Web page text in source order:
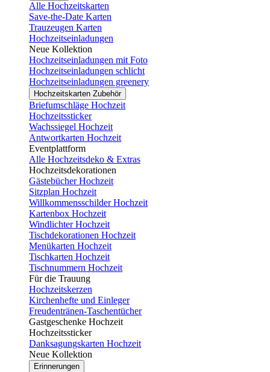
Alle Hochzeitskarten
Save-the-Date Karten
Trauzeugen Karten
Hochzeitseinladungen
Neue Kollektion
Hochzeitseinladungen mit Foto
Hochzeitseinladungen schlicht
Hochzeitseinladungen greenery
Hochzeitskarten Zubehör
Briefumschläge Hochzeit
Hochzeitssticker
Wachssiegel Hochzeit
Antwortkarten Hochzeit
Eventplattform
Alle Hochzeitsdeko & Extras
Hochzeitsdekorationen
Gästebücher Hochzeit
Sitzplan Hochzeit
Willkommensschilder Hochzeit
Kartenbox Hochzeit
Windlichter Hochzeit
Tischdekorationen Hochzeit
Menükarten Hochzeit
Tischkarten Hochzeit
Tischnummern Hochzeit
Für die Trauung
Hochzeitskerzen
Kirchenhefte und Einleger
Freudentränen-Taschentücher
Gastgeschenke Hochzeit
Hochzeitssticker
Danksagungskarten Hochzeit
Neue Kollektion
Erinnerungen